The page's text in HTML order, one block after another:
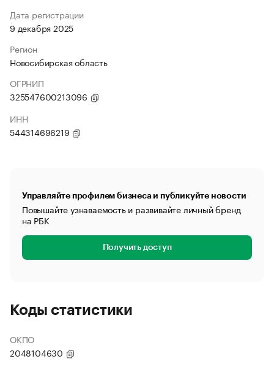
Дата регистрации
9 декабря 2025
Регион
Новосибирская область
ОГРНИП
325547600213096
ИНН
544314696219
Управляйте профилем бизнеса и публикуйте новости
Повышайте узнаваемость и развивайте личный бренд
на РБК
Получить доступ
Коды статистики
ОКПО
2048104630